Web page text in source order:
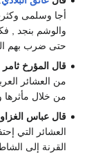
أجا وسلمى
والوشم بنجد ,
حتى ضرب بهم
قال المؤرخ
من العشائر
من خلال مأثرها
قال عباس
العشائر التي
القرنة إلى